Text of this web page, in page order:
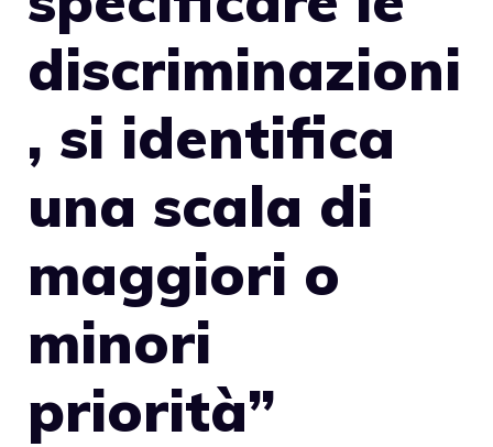
discriminazioni
, si identifica
una scala di
maggiori o
minori
priorità”